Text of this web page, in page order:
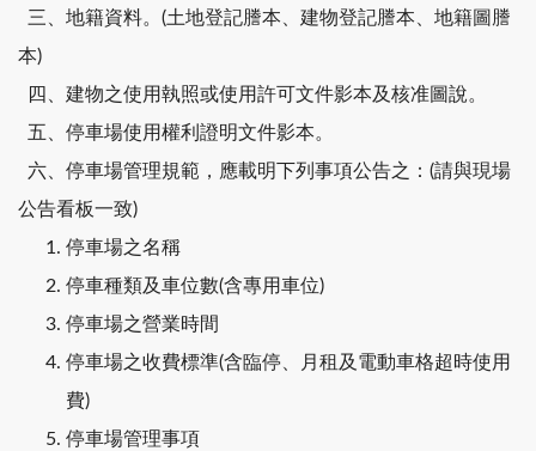
三、地籍資料。(土地登記謄本、建物登記謄本、地籍圖謄
本)
四、建物之使用執照或使用許可文件影本及核准圖說。
五、停車場使用權利證明文件影本。
六、停車場管理規範，應載明下列事項公告之：(請與現場
公告看板一致)
停車場之名稱
停車種類及車位數(含專用車位)
停車場之營業時間
停車場之收費標準(含臨停、月租及電動車格超時使用
費)
停車場管理事項